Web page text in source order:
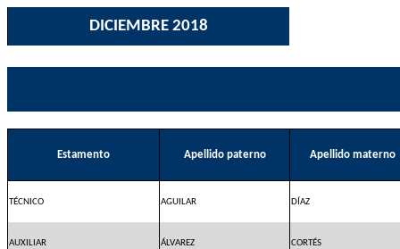
DICIEMBRE 2018
Estamento Apellido paterno Apellido materno
TÉCNICO AGUILAR DÍAZ
AUXILIAR ÁLVAREZ CORTÉS